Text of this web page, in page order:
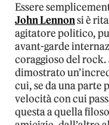
Essere
John Lennonsi è
agitatore politico,
avant-garde
coraggioso del
dimostrato
cui, se da una parte
velocità con cui
questa a quella